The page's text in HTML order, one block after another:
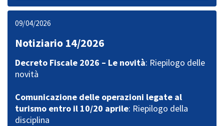
09/04/2026
Notiziario 14/2026
Decreto Fiscale 2026 – Le novità: Riepilogo delle
novità
Comunicazione delle operazioni legate al
turismo entro il 10/20 aprile: Riepilogo della
disciplina